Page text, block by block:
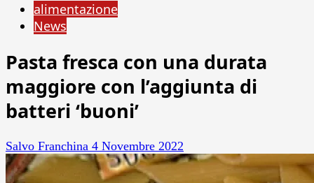
alimentazione
News
Pasta fresca con una durata
maggiore con l’aggiunta di
batteri ‘buoni’
Salvo Franchina 4 Novembre 2022